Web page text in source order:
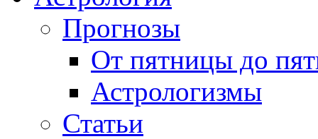
Прогнозы
От пятницы до
Астрологизмы
Статьи